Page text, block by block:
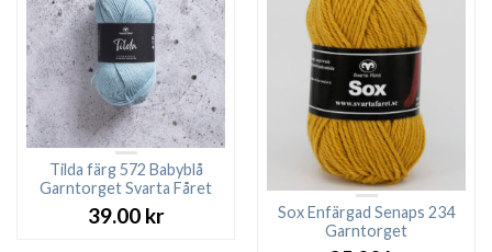
Tilda färg 572 Babyblå
Garntorget Svarta Fåret
39.00 kr
Sox Enfärgad Senaps 234
Garntorget